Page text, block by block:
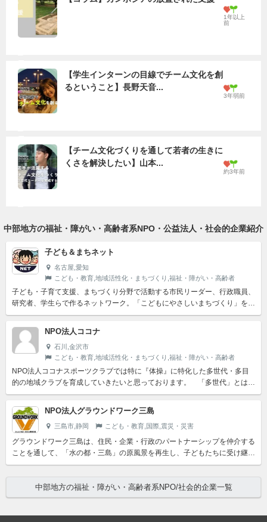
1年以上
前
【学生インターンの目線でチーム文化を創
るということ】長野天音...
3年弱前
【チーム文化づくりを通して若者の生きに
くさを解決したい】山本...
約3年前
中部地方の福祉・障がい・高齢者系NPO・公益法人・社会的企業紹介
子ども＆まちネット
名古屋,愛知
こども・教育,地域活性化・まちづくり,福祉・障がい・高齢者
子ども・子育て支援、まちづくり分野で活動する市民リーダー、行政職員、
研究者、学生らで作るネットワーク。「こどもにやさしいまちづくり」を
2000年発足当初からのミッションとして掲げ、ネットワークを...
NPO法人ココナ
石川,金沢市
こども・教育,地域活性化・まちづくり,福祉・障がい・高齢者
NPO法人ココナスポーツクラブでは特に『体操』に特化した多世代・多目
的の地域クラブを育成していきたいと思っております。 「多世代」とは、
子どもから大人まであらゆる年齢で体操を楽しむ事ができる一貫...
NPO法人グラウンドワーク三島
三島市,静岡 こども・教育,国際,震災・災害
グラウンドワーク三島は、住民・企業・行政のパートナーシップを仲介する
ことを通して、「水の都・三島」の原風景を再生し、子どもたちに受け継い
でいくこ とを目指す特定非営利活動法人（NPO法人）です。...
中部地方の福祉・障がい・高齢者系NPO/社会的企業一覧